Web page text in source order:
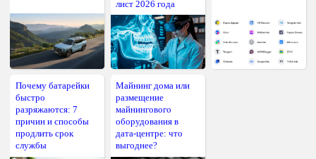
лист 2026 года
Почему батарейки
быстро
разряжаются: 7
причин и способы
продлить срок
службы
Майнинг дома или
размещение
майнингового
оборудования в
дата-центре: что
выгоднее?